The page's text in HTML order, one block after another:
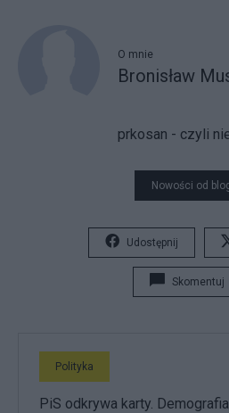
O mnie
Bronisław
prkosan - czyli
Nowości od
Udostępnij
Skomentuj
Polityka
PiS odkrywa karty.